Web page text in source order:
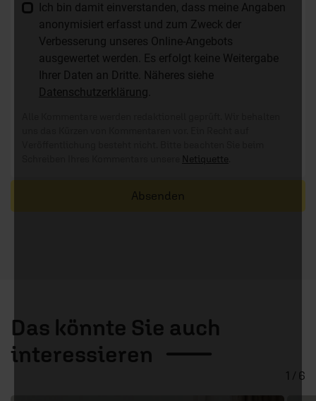
Ich bin damit einverstanden, dass meine Angaben
anonymisiert erfasst und zum Zweck der
Verbesserung unseres Online-Angebots
ausgewertet werden. Es erfolgt keine Weitergabe
Ihrer Daten an Dritte. Näheres siehe
Datenschutzerklärung
Netiquette
Absenden
Das könnte Sie auch
interessieren
1 / 6